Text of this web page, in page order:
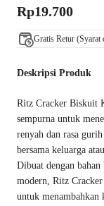
Rp19.700
Gratis Retur (Syarat
Deskripsi Produk
Ritz Cracker Biskuit
sempurna untuk
renyah dan rasa
bersama keluarga
Dibuat dengan
modern, Ritz
untuk menambahkan